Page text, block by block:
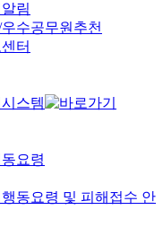
림
수공무원추천
터
스템
요령
동요령 및 피해접수 안